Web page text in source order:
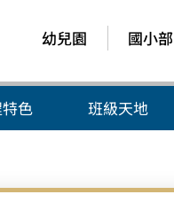
幼兒園 國小部
色 班級天地